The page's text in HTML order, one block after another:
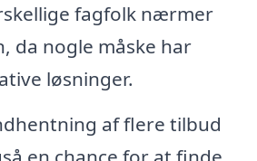
fagfolk nærmer
da nogle måske har
løsninger.
af flere tilbud